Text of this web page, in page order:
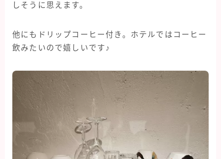
しそうに思えます。
他にもドリップコーヒー付き。ホテルではコーヒー
飲みたいので嬉しいです♪